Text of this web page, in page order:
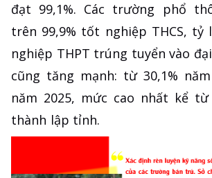
đạt 99,1%. Các trường phổ
trên 99,9% tốt nghiệp THCS,
nghiệp THPT trúng tuyển vào
cũng tăng mạnh: từ 30,1%
năm 2025, mức cao nhất kể
thành lập tỉnh.